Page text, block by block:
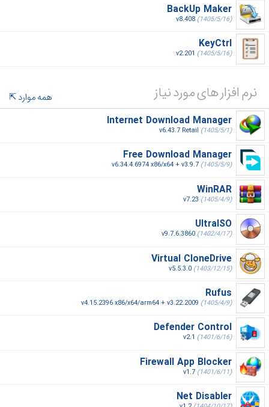
BackUp Maker
v8.408 (1405/5/16)
KeyCtrl
v2.201 (1405/5/16)
نرم افزار های مورد نیاز
همه موارد
Internet Download Manager
v6.43.7 Retail (1405/5/1)
Free Download Manager
v6.34.4.6974 x86/x64 + v3.9.7 (1405/5/9)
WinRAR
v7.23 (1405/4/9)
UltraISO
v9.7.6.3860 (1402/4/17)
Virtual CloneDrive
v5.5.3.0 (1403/12/15)
Rufus
v4.15.2396 x86/x64/arm64 + v3.22.2009 (1405/4/9)
Defender Control
v2.1 (1401/6/16)
Firewall App Blocker
v1.7 (1401/6/11)
Net Disabler